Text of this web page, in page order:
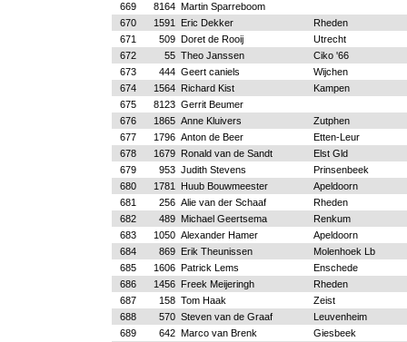
669
8164 Martin Sparreboom
670
1591 Eric Dekker
Rheden
671
509 Doret de Rooij
Utrecht
672
55 Theo Janssen
Ciko '66
673
444 Geert caniels
Wijchen
674
1564 Richard Kist
Kampen
675
8123 Gerrit Beumer
676
1865 Anne Kluivers
Zutphen
677
1796 Anton de Beer
Etten-Leur
678
1679 Ronald van de Sandt
Elst Gld
679
953 Judith Stevens
Prinsenbeek
680
1781 Huub Bouwmeester
Apeldoorn
681
256 Alie van der Schaaf
Rheden
682
489 Michael Geertsema
Renkum
683
1050 Alexander Hamer
Apeldoorn
684
869 Erik Theunissen
Molenhoek Lb
685
1606 Patrick Lems
Enschede
686
1456 Freek Meijeringh
Rheden
687
158 Tom Haak
Zeist
688
570 Steven van de Graaf
Leuvenheim
689
642 Marco van Brenk
Giesbeek